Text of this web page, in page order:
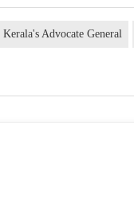
Kerala's Advocate General